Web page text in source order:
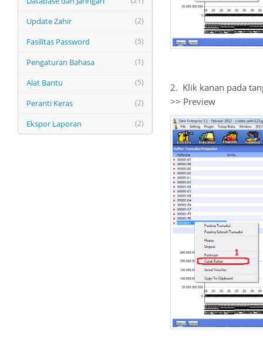
(2)
Update Zahir
(5)
Fasilitas Password
(1)
Pengaturan Bahasa
(5)
Alat Bantu
(2)
Peranti Keras
(2)
Ekspor Laporan
2. Klik kanan pada
>> Preview